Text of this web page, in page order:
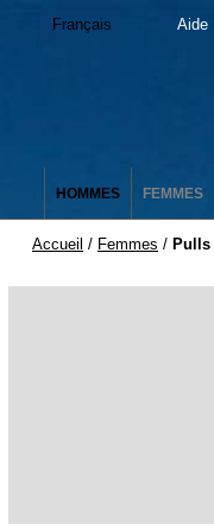
Français Aide
HOMMES FEMMES
Accueil / Femmes /